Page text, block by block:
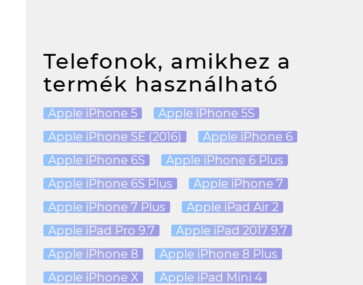
Telefonok, amikhez a
termék használható
Apple iPhone 5
Apple iPhone 5S
Apple iPhone SE (2016)
Apple iPhone 6
Apple iPhone 6S
Apple iPhone 6 Plus
Apple iPhone 6S Plus
Apple iPhone 7
Apple iPhone 7 Plus
Apple iPad Air 2
Apple iPad Pro 9.7
Apple iPad 2017 9.7
Apple iPhone 8
Apple iPhone 8 Plus
Apple iPhone X
Apple iPad Mini 4